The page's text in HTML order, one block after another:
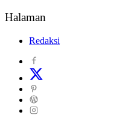
Halaman
Redaksi